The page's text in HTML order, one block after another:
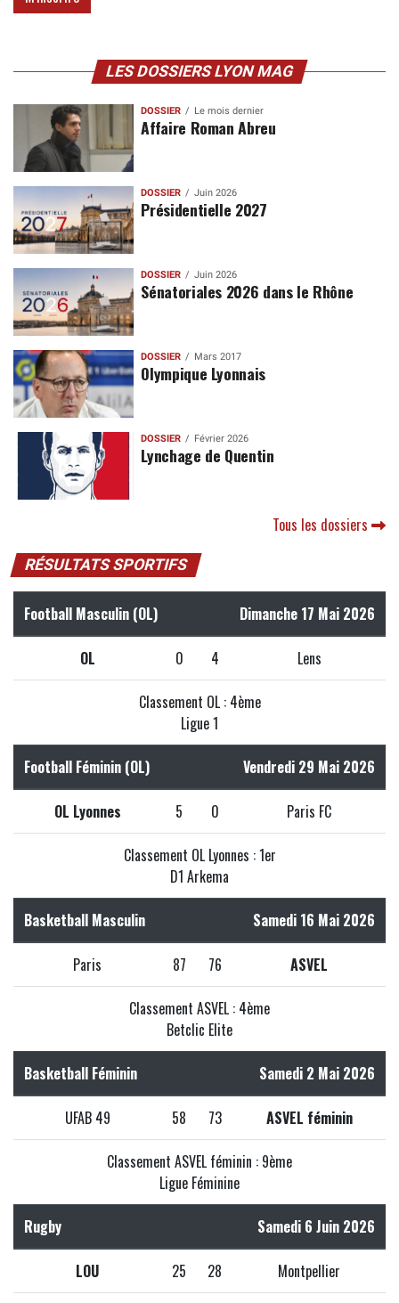
LES DOSSIERS LYON MAG
DOSSIER Le mois dernier
Affaire Roman Abreu
DOSSIER Juin 2026
Présidentielle 2027
DOSSIER Juin 2026
Sénatoriales 2026 dans le Rhône
DOSSIER Mars 2017
Olympique Lyonnais
DOSSIER Février 2026
Lynchage de Quentin
Tous les dossiers
RÉSULTATS SPORTIFS
Football Masculin (OL) Dimanche 17 Mai 2026
OL 0 4 Lens
Classement OL : 4ème
Ligue 1
Football Féminin (OL) Vendredi 29 Mai 2026
OL Lyonnes 5 0 Paris FC
Classement OL Lyonnes : 1er
D1 Arkema
Basketball Masculin Samedi 16 Mai 2026
Paris 87 76 ASVEL
Classement ASVEL : 4ème
Betclic Elite
Basketball Féminin Samedi 2 Mai 2026
UFAB 49 58 73 ASVEL féminin
Classement ASVEL féminin : 9ème
Ligue Féminine
Rugby Samedi 6 Juin 2026
LOU 25 28 Montpellier